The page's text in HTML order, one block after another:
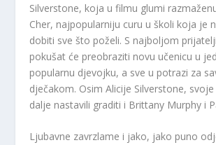
Silverstone, koja u filmu glumi
Cher, najpopularniju curu u školi koja je
dobiti sve što poželi. S najboljom
pokušat će preobraziti novu učenicu u
popularnu djevojku, a sve u potrazi za
dječakom. Osim Alicije Silverstone,
dalje nastavili graditi i Brittany Murphy i
Ljubavne zavrzlame i jako, jako puno